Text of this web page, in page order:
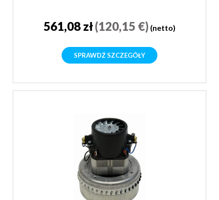
561,08 zł(120,15 €) (netto)
SPRAWDŹ SZCZEGÓŁY